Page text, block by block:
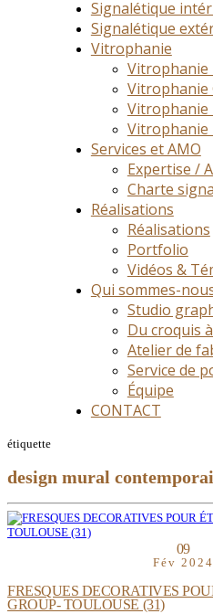
Signalétique
Signalétique
Vitrophanie
Vitrophanie
Vitrophanie
Vitrophanie
Vitrophanie
Services et AMO
Expertise /
Charte
Réalisations
Réalisations
Portfolio
Vidéos &
Qui sommes-
Studio
Du croquis
Atelier de
Service de
Équipe
CONTACT
étiquette
design mural
09
Fév 2024
FRESQUES DECORATIVES
GROUP- TOULOUSE (31)